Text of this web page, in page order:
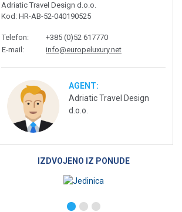
Adriatic Travel Design d.o.o.
Kod : HR-AB-52-040190525
Telefon:
+385 (0)52 617770
E-mail : info@europeluxury.net
AGENT:
Adriatic Travel Design
d.o.o.
IZDVOJENO IZ PONUDE